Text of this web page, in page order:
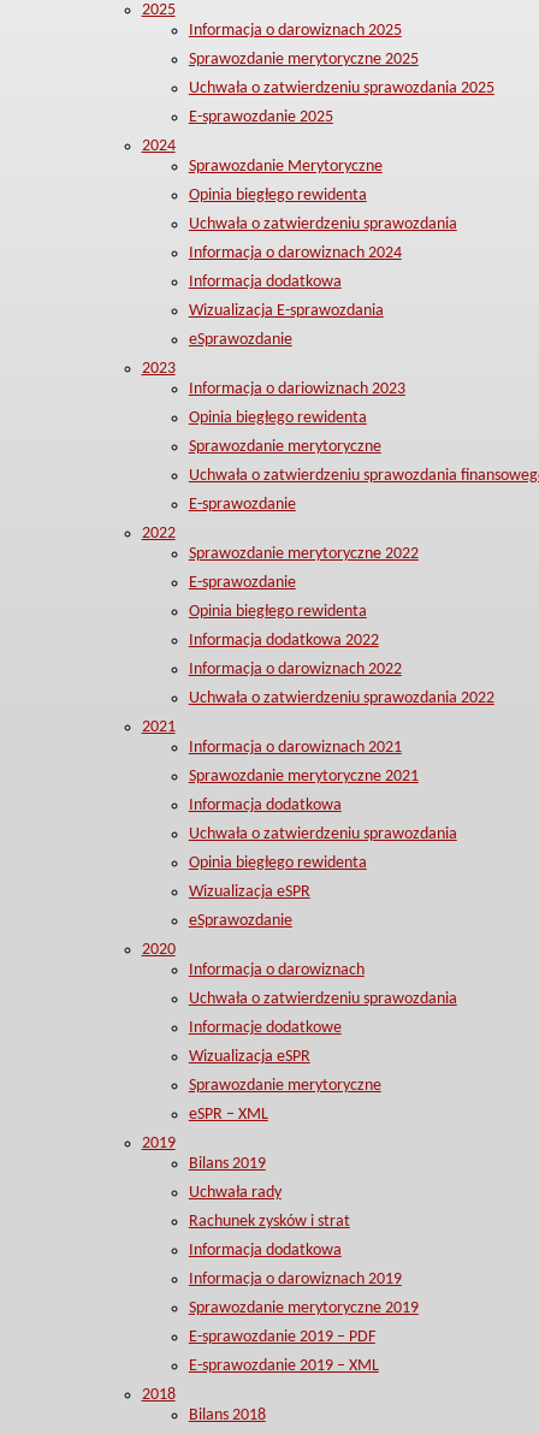
2025
Informacja o darowiznach 2025
Sprawozdanie merytoryczne 2025
Uchwała o zatwierdzeniu sprawozdania 2025
E-sprawozdanie 2025
2024
Sprawozdanie Merytoryczne
Opinia biegłego rewidenta
Uchwała o zatwierdzeniu sprawozdania
Informacja o darowiznach 2024
Informacja dodatkowa
Wizualizacja E-sprawozdania
eSprawozdanie
2023
Informacja o dariowiznach 2023
Opinia biegłego rewidenta
Sprawozdanie merytoryczne
Uchwała o zatwierdzeniu sprawozdania
E-sprawozdanie
2022
Sprawozdanie merytoryczne 2022
E-sprawozdanie
Opinia biegłego rewidenta
Informacja dodatkowa 2022
Informacja o darowiznach 2022
Uchwała o zatwierdzeniu sprawozdania 2022
2021
Informacja o darowiznach 2021
Sprawozdanie merytoryczne 2021
Informacja dodatkowa
Uchwała o zatwierdzeniu sprawozdania
Opinia biegłego rewidenta
Wizualizacja eSPR
eSprawozdanie
2020
Informacja o darowiznach
Uchwała o zatwierdzeniu sprawozdania
Informacje dodatkowe
Wizualizacja eSPR
Sprawozdanie merytoryczne
eSPR – XML
2019
Bilans 2019
Uchwała rady
Rachunek zysków i strat
Informacja dodatkowa
Informacja o darowiznach 2019
Sprawozdanie merytoryczne 2019
E-sprawozdanie 2019 – PDF
E-sprawozdanie 2019 – XML
2018
Bilans 2018